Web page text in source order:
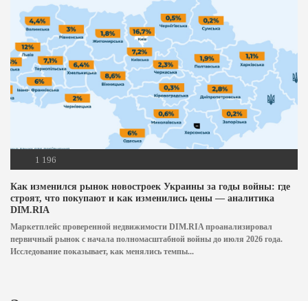
1 196
Как изменился рынок новостроек Украины за годы войны: где
строят, что покупают и как изменились цены — аналитика
DIM.RIA
Маркетплейс проверенной недвижимости DIM.RIA проанализировал
первичный рынок с начала полномасштабной войны до июля 2026 года.
Исследование показывает, как менялись темпы...